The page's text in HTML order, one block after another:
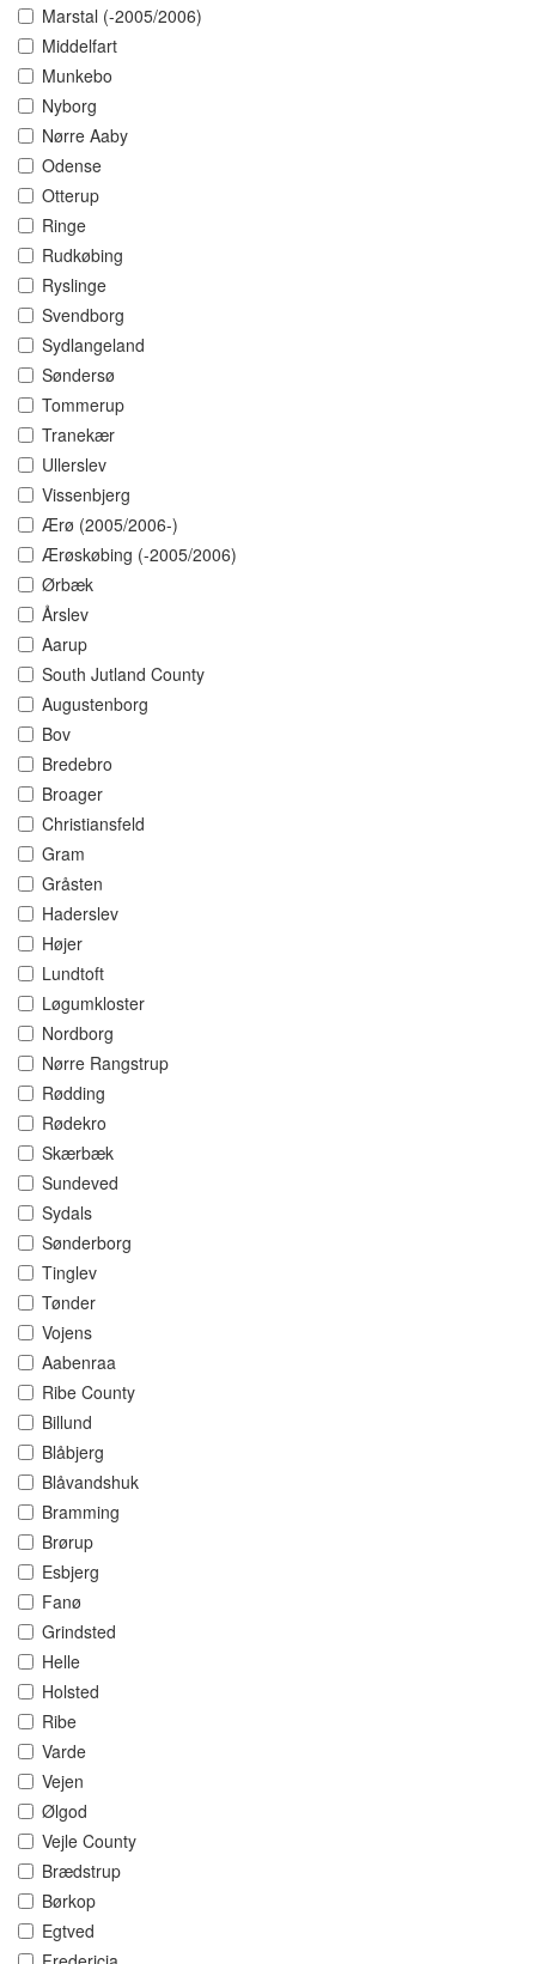
Marstal (-2005/2006)
Middelfart
Munkebo
Nyborg
Nørre Aaby
Odense
Otterup
Ringe
Rudkøbing
Ryslinge
Svendborg
Sydlangeland
Søndersø
Tommerup
Tranekær
Ullerslev
Vissenbjerg
Ærø (2005/2006-)
Ærøskøbing (-2005/2006)
Ørbæk
Årslev
Aarup
South Jutland County
Augustenborg
Bov
Bredebro
Broager
Christiansfeld
Gram
Gråsten
Haderslev
Højer
Lundtoft
Løgumkloster
Nordborg
Nørre Rangstrup
Rødding
Rødekro
Skærbæk
Sundeved
Sydals
Sønderborg
Tinglev
Tønder
Vojens
Aabenraa
Ribe County
Billund
Blåbjerg
Blåvandshuk
Bramming
Brørup
Esbjerg
Fanø
Grindsted
Helle
Holsted
Ribe
Varde
Vejen
Ølgod
Vejle County
Brædstrup
Børkop
Egtved